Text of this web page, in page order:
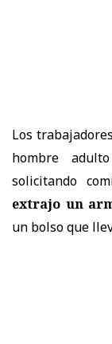
Los
hombre
solicitando
extrajo un
un bolso que